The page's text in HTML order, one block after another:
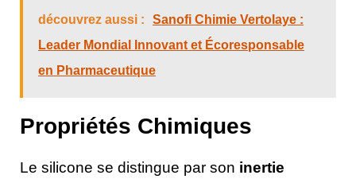
découvrez aussi :
Sanofi Chimie Vertolaye :
Leader Mondial Innovant et Écoresponsable
en Pharmaceutique
Propriétés Chimiques
Le silicone se distingue par son inertie